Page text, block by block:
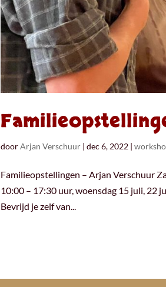
doorArjan Verschuur |dec 6, 2022 |
Familieopstellingen – Arjan Verschuur
10:00 – 17:30 uur, woensdag 15 juli, 22
Bevrijd je zelf van...